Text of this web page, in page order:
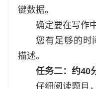
键数据。
确定要在写作
您有足够的时
描述。
任务二：约40
仔细阅读题目